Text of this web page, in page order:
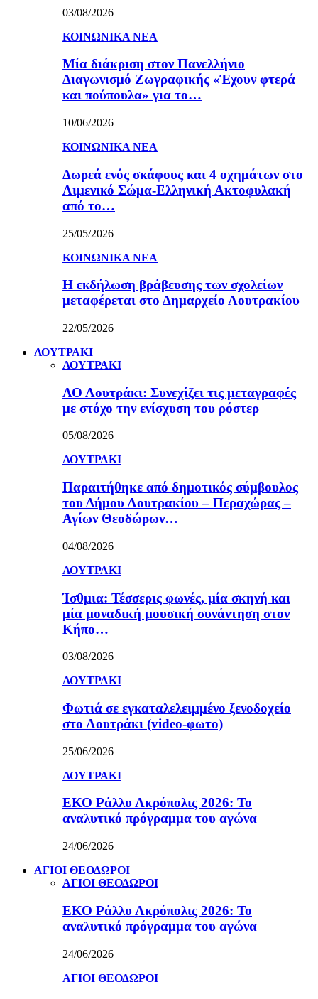
03/08/2026
ΚΟΙΝΩΝΙΚΑ ΝΕΑ
Μία διάκριση στον Πανελλήνιο
Διαγωνισμό Ζωγραφικής «Έχουν φτερά
και πούπουλα» για το…
10/06/2026
ΚΟΙΝΩΝΙΚΑ ΝΕΑ
Δωρεά ενός σκάφους και 4 οχημάτων στο
Λιμενικό Σώμα-Ελληνική Ακτοφυλακή
από το…
25/05/2026
ΚΟΙΝΩΝΙΚΑ ΝΕΑ
Η εκδήλωση βράβευσης των σχολείων
μεταφέρεται στο Δημαρχείο Λουτρακίου
22/05/2026
ΛΟΥΤΡΑΚΙ
ΛΟΥΤΡΑΚΙ
ΑΟ Λουτράκι: Συνεχίζει τις μεταγραφές
με στόχο την ενίσχυση του ρόστερ
05/08/2026
ΛΟΥΤΡΑΚΙ
Παραιτήθηκε από δημοτικός σύμβουλος
του Δήμου Λουτρακίου – Περαχώρας –
Αγίων Θεοδώρων…
04/08/2026
ΛΟΥΤΡΑΚΙ
Ίσθμια: Τέσσερις φωνές, μία σκηνή και
μία μοναδική μουσική συνάντηση στον
Κήπο…
03/08/2026
ΛΟΥΤΡΑΚΙ
Φωτιά σε εγκαταλελειμμένο ξενοδοχείο
στο Λουτράκι (video-φωτο)
25/06/2026
ΛΟΥΤΡΑΚΙ
ΕΚΟ Ράλλυ Ακρόπολις 2026: Το
αναλυτικό πρόγραμμα του αγώνα
24/06/2026
ΑΓΙΟΙ ΘΕΟΔΩΡΟΙ
ΑΓΙΟΙ ΘΕΟΔΩΡΟΙ
ΕΚΟ Ράλλυ Ακρόπολις 2026: Το
αναλυτικό πρόγραμμα του αγώνα
24/06/2026
ΑΓΙΟΙ ΘΕΟΔΩΡΟΙ